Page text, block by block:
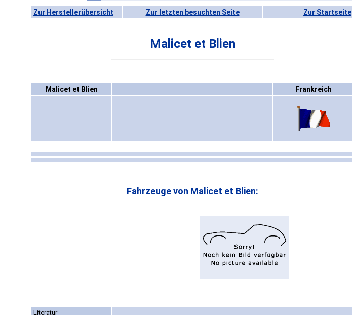
Zur Herstellerübersicht Zur letzten besuchten Seite Zur Startseite
Malicet et Blien
Malicet et Blien Frankreich
Fahrzeuge von Malicet et Blien:
Literatur